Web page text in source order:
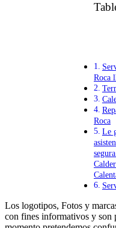
Roca
Roca
Le
Los logotipos, Fotos y
con fines informativos y son